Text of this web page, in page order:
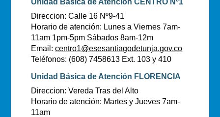
Unidad Básica de Atención CENTRO Nº1
Direccion: Calle 16 Nº9-41
Horario de atención: Lunes a Viernes 7am-
11am 1pm-5pm Sábados 8am-12m
Email:centro1@esesantiagodetunja.gov.co
Teléfonos: (608) 7458613 Ext. 103 y 410
Unidad Básica de Atención FLORENCIA
Direccion: Vereda Tras del Alto
Horario de atención: Martes y Jueves 7am-
11am